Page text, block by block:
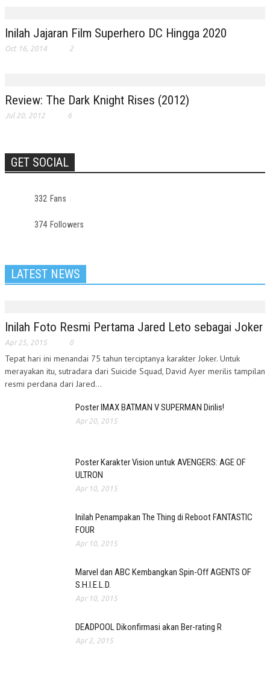
Inilah Jajaran Film Superhero DC Hingga 2020
Oct 16, 2014 2
Review: The Dark Knight Rises (2012)
Jul 20, 2012 6
GET SOCIAL
332 Fans
374 Followers
LATEST NEWS
Inilah Foto Resmi Pertama Jared Leto sebagai Joker
Apr 25, 2015 0
Tepat hari ini menandai 75 tahun terciptanya karakter Joker. Untuk
merayakan itu, sutradara dari Suicide Squad, David Ayer merilis tampilan
resmi perdana dari Jared...
Poster IMAX BATMAN V SUPERMAN Dirilis!
Apr 20, 2015
Poster Karakter Vision untuk AVENGERS: AGE OF
ULTRON
Apr 10, 2015
Inilah Penampakan The Thing di Reboot FANTASTIC
FOUR
Apr 10, 2015
Marvel dan ABC Kembangkan Spin-Off AGENTS OF
S.H.I.E.L.D.
Apr 10, 2015
DEADPOOL Dikonfirmasi akan Ber-rating R
Apr 2, 2015